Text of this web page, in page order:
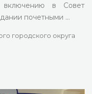
включению в Совет
почетными …
городского округа